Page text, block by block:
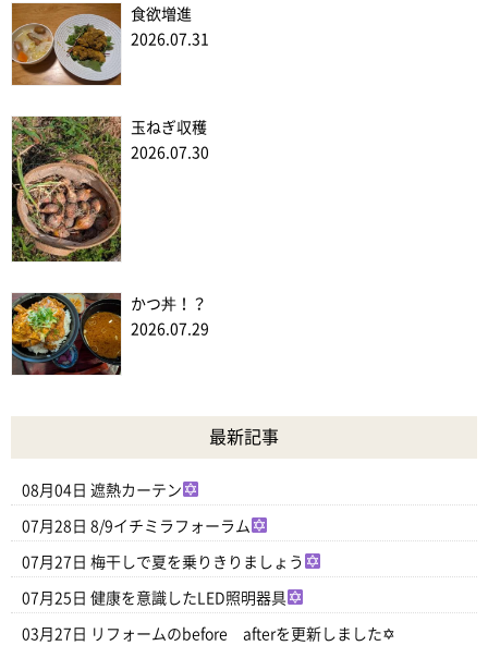
食欲増進
2026.07.31
玉ねぎ収穫
2026.07.30
かつ丼！？
2026.07.29
最新記事
08月04日 遮熱カーテン
07月28日 8/9イチミラフォーラム
07月27日 梅干しで夏を乗りきりましょう
07月25日 健康を意識したLED照明器具
03月27日 リフォームのbefore afterを更新しました✡